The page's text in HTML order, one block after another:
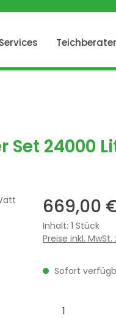
Services Teichberater
24000
669,00
Inhalt: 1 Stück
Preise inkl.
Sofort
Produkt